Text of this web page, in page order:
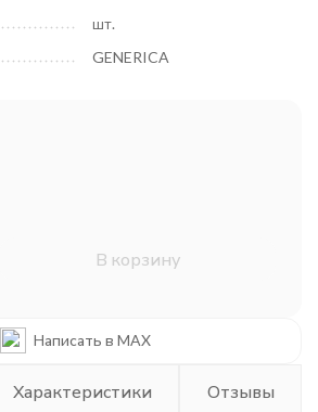
шт.
GENERICA
В корзину
Написать в MAX
Характеристики Отзывы